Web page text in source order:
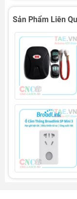
Sản Phẩm Liên